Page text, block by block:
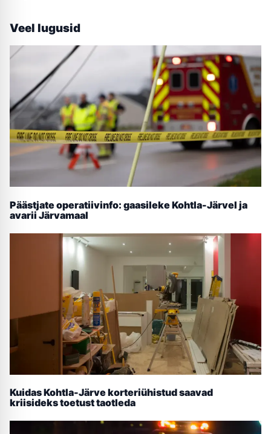
Veel lugusid
Päästjate operatiivinfo: gaasileke Kohtla-Järvel ja
avarii Järvamaal
Kuidas Kohtla-Järve korteriühistud saavad
kriisideks toetust taotleda